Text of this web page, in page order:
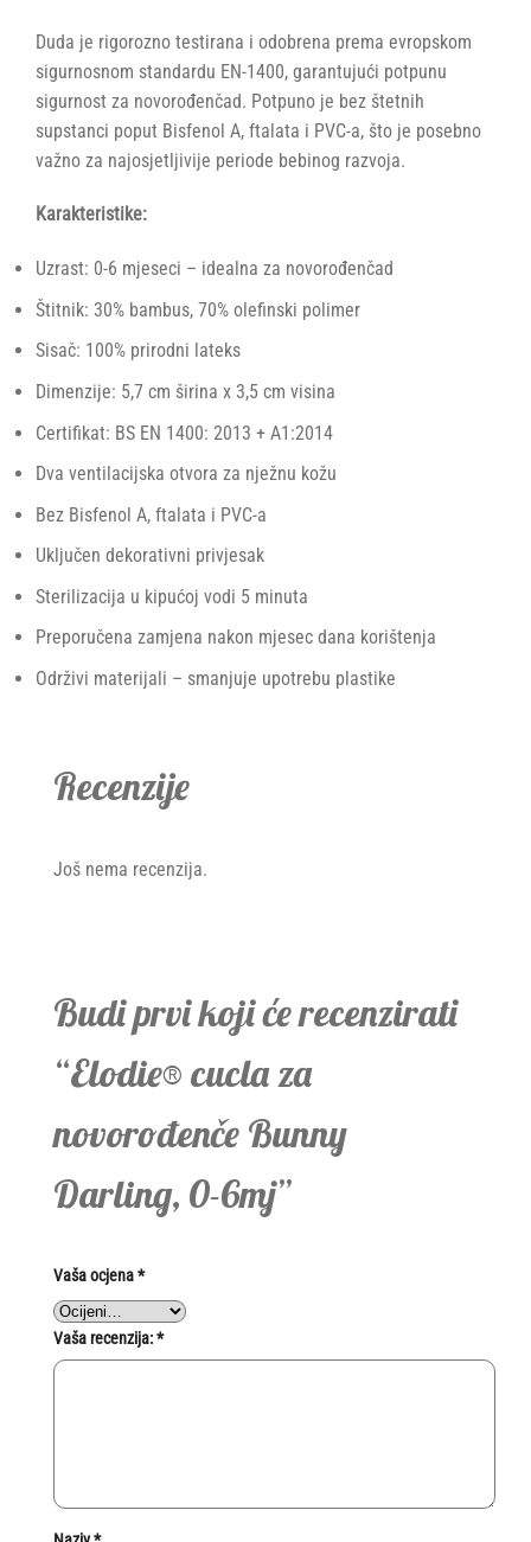
Duda je rigorozno testirana i odobrena prema evropskom
sigurnosnom standardu EN-1400, garantujući potpunu
sigurnost za novorođenčad. Potpuno je bez štetnih
supstanci poput Bisfenol A, ftalata i PVC-a, što je posebno
važno za najosjetljivije periode bebinog razvoja.
Karakteristike:
Uzrast: 0-6 mjeseci – idealna za novorođenčad
Štitnik: 30% bambus, 70% olefinski polimer
Sisač: 100% prirodni lateks
Dimenzije: 5,7 cm širina x 3,5 cm visina
Certifikat: BS EN 1400: 2013 + A1:2014
Dva ventilacijska otvora za nježnu kožu
Bez Bisfenol A, ftalata i PVC-a
Uključen dekorativni privjesak
Sterilizacija u kipućoj vodi 5 minuta
Preporučena zamjena nakon mjesec dana korištenja
Održivi materijali – smanjuje upotrebu plastike
Recenzije
Još nema recenzija.
Budi prvi koji će recenzirati
“Elodie® cucla za
novorođenče Bunny
Darling, 0-6mj”
Vaša ocjena*
Vaša recenzija:*